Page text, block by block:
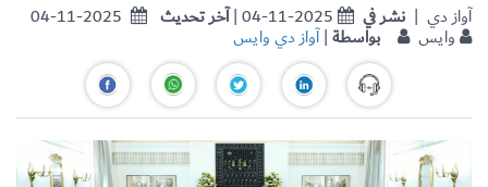
04-11-2025 آخر تحديث| 04-11-2025 نشر في | آواز دي
وايس بواسطة|آواز دي وايس